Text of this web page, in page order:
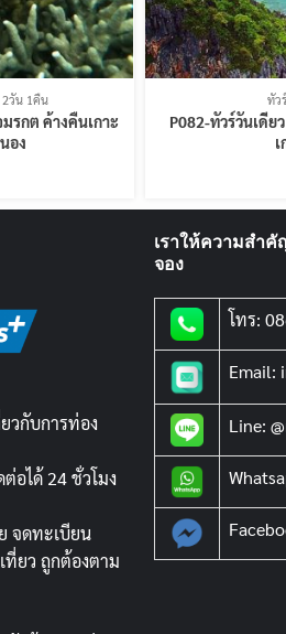
2วัน 1คืน
รกต ค้างคืนเกาะ
อง
ทัว
P082-ทัวร์วันเดีย
วกับการท่อง
อได้ 24 ชั่วโมง
จดทะเบียน
ที่ยว ถูกต้องตาม
เราให้ความสำ
จอง
โทร:
Email:
Line: